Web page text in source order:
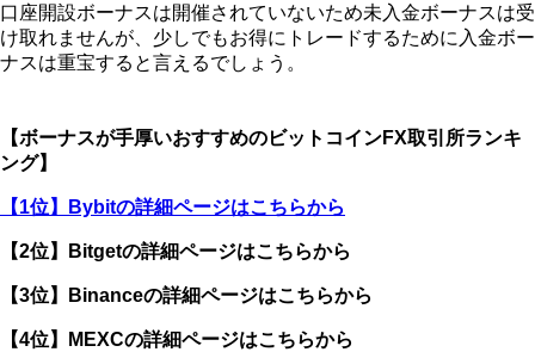
口座開設ボーナスは開催されていないため未入金ボーナスは受
け取れませんが、少しでもお得にトレードするために入金ボー
ナスは重宝すると言えるでしょう。
【ボーナスが手厚いおすすめのビットコインFX取引所ランキ
ング】
【1位】Bybitの詳細ページはこちらから
【2位】Bitgetの詳細ページはこちらから
【3位】Binanceの詳細ページはこちらから
【4位】MEXCの詳細ページはこちらから